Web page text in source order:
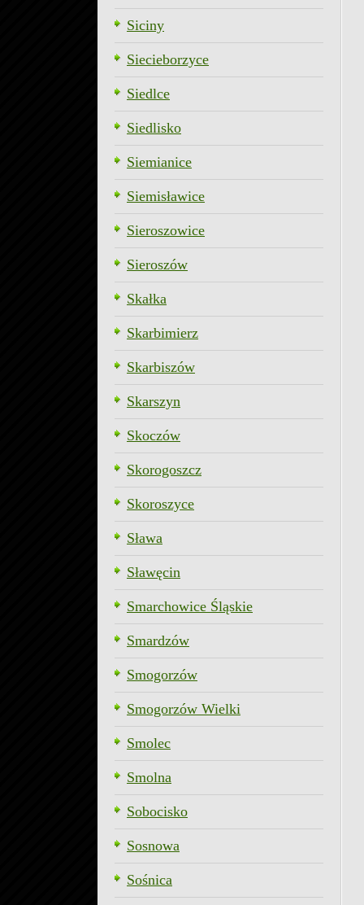
Siciny
Siecieborzyce
Siedlce
Siedlisko
Siemianice
Siemisławice
Sieroszowice
Sieroszów
Skałka
Skarbimierz
Skarbiszów
Skarszyn
Skoczów
Skorogoszcz
Skoroszyce
Sława
Sławęcin
Smarchowice Śląskie
Smardzów
Smogorzów
Smogorzów Wielki
Smolec
Smolna
Sobocisko
Sosnowa
Sośnica